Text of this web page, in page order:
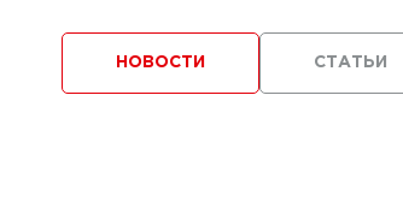
НОВОСТИ СТАТЬИ